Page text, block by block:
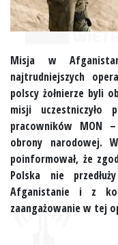
Misja w
najtrudniejszych
polscy żołnierze byli
misji
pracowników MON
obrony narodowej.
poinformował, że
Polska nie
Afganistanie i z
zaangażowanie w tej